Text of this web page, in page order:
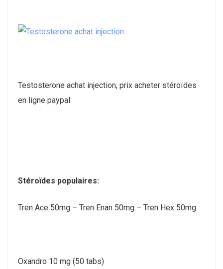
Testosterone achat injection, prix acheter stéroïdes
en ligne paypal.
Stéroïdes populaires:
Tren Ace 50mg – Tren Enan 50mg – Tren Hex 50mg
Oxandro 10 mg (50 tabs)